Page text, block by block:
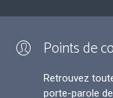
Points de
Retrouvez
porte-parole